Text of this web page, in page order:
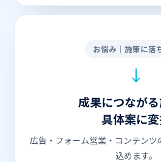
お悩み｜施策に落
成果につなが
具体案に
広告・フォーム営業・コンテンツ
込めます。